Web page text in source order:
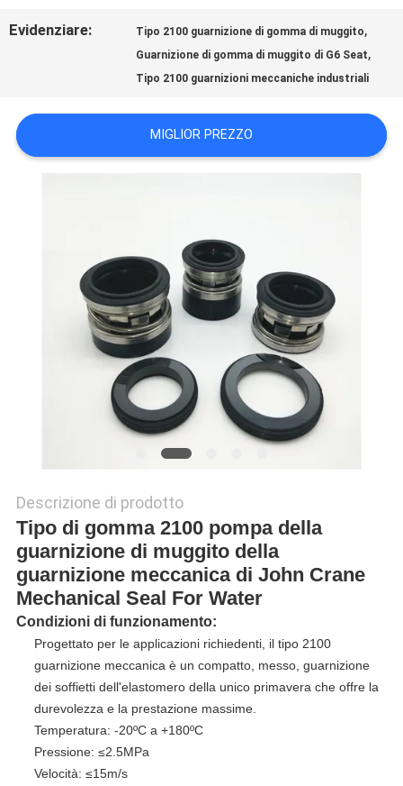
RICHIEDA
PRIVACY
POLICY
Evidenziare: Tipo 2100 guarnizione di gomma di muggito,
Guarnizione di gomma di muggito di G6 Seat,
Tipo 2100 guarnizioni meccaniche industriali
MIGLIOR PREZZO
Descrizione di prodotto
Tipo di gomma 2100 pompa della
guarnizione di muggito della
guarnizione meccanica di John Crane
Mechanical Seal For Water
Condizioni di funzionamento:
Progettato per le applicazioni richiedenti, il tipo 2100
guarnizione meccanica è un compatto, messo, guarnizione
dei soffietti dell'elastomero della unico primavera che offre la
durevolezza e la prestazione massime.
Temperatura: -20ºC a +180ºC
Pressione: ≤2.5MPa
Velocità: ≤15m/s